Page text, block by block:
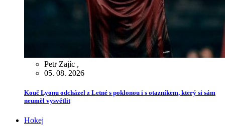
Petr Zajíc ,
05. 08. 2026
Kouč Lyonu odcházel z Letné s poklonou i s otazníkem, který si sám
neuměl vysvětlit
Hokej